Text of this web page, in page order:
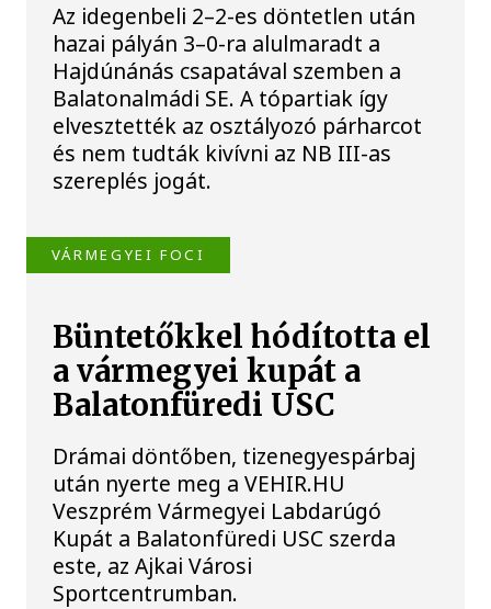
Az idegenbeli 2–2-es döntetlen után
hazai pályán 3–0-ra alulmaradt a
Hajdúnánás csapatával szemben a
Balatonalmádi SE. A tópartiak így
elvesztették az osztályozó párharcot
és nem tudták kivívni az NB III-as
szereplés jogát.
VÁRMEGYEI FOCI
Büntetőkkel hódította el
a vármegyei kupát a
Balatonfüredi USC
Drámai döntőben, tizenegyespárbaj
után nyerte meg a VEHIR.HU
Veszprém Vármegyei Labdarúgó
Kupát a Balatonfüredi USC szerda
este, az Ajkai Városi
Sportcentrumban.